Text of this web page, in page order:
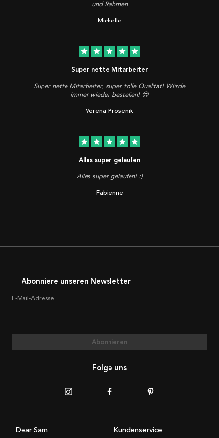
und Rahmen
Michelle
star star star star star
Super nette Mitarbeiter
Super nette Mitarbeiter, super tolle Qualität! Würde
immer wieder bestellen! 😍
Verena Prosenik
star star star star star
Alles super gelaufen
Alles super gelaufen! :)
Fabienne
Abonniere unseren Newsletter
E-Mail-Adresse
Abonnieren
Folge uns
Dear Sam Kundenservice